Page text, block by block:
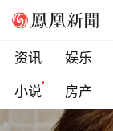
资讯 娱乐
小说
房产